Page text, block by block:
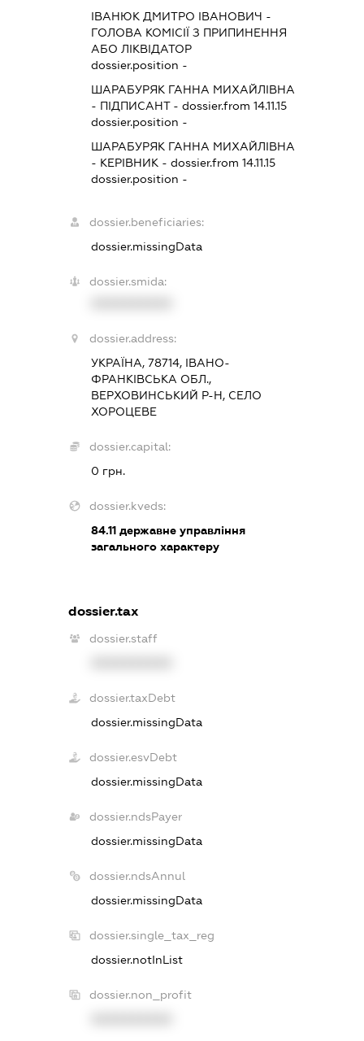
ІВАНЮК ДМИТРО ІВАНОВИЧ -
ГОЛОВА КОМІСІЇ З ПРИПИНЕННЯ
АБО ЛІКВІДАТОР
dossier.position -
ШАРАБУРЯК ГАННА МИХАЙЛІВНА
- ПІДПИСАНТ- dossier.from 14.11.15
dossier.position -
ШАРАБУРЯК ГАННА МИХАЙЛІВНА
- КЕРІВНИК - dossier.from 14.11.15
dossier.position -
dossier.beneficiaries:
dossier.missingData
dossier.smida:
dossier.address:
УКРАЇНА, 78714, ІВАНО-
ФРАНКІВСЬКА ОБЛ.,
ВЕРХОВИНСЬКИЙ Р-Н, СЕЛО
ХОРОЦЕВЕ
dossier.capital:
0 грн.
dossier.kveds:
84.11 державне управління
загального характеру
dossier.tax
dossier.staff
dossier.taxDebt
dossier.missingData
dossier.esvDebt
dossier.missingData
dossier.ndsPayer
dossier.missingData
dossier.ndsAnnul
dossier.missingData
dossier.single_tax_reg
dossier.notInList
dossier.non_profit